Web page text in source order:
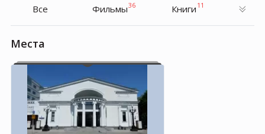
Все Фильмы36 Книги 11
Места